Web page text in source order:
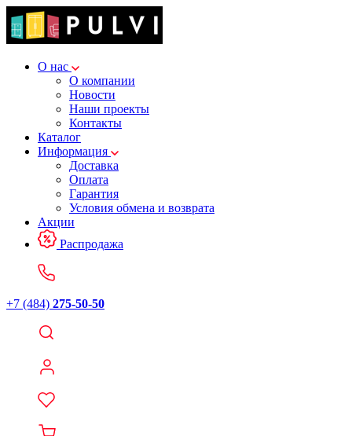
О нас
О компании
Новости
Наши проекты
Контакты
Каталог
Информация
Доставка
Оплата
Гарантия
Условия обмена и возврата
Акции
Распродажа
+7 (484) 275-50-50